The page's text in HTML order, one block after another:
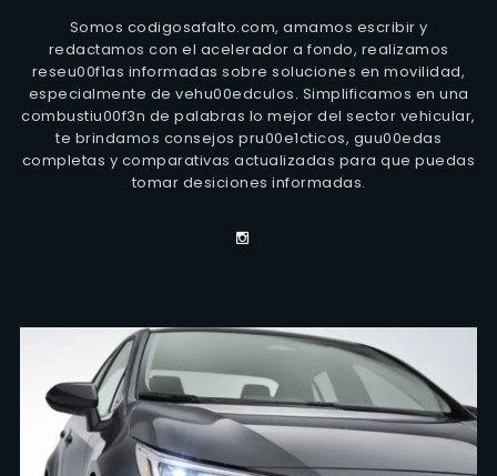
Somos codigosafalto.com, amamos escribir y
redactamos con el acelerador a fondo, realizamos
reseu00f1as informadas sobre soluciones en movilidad,
especialmente de vehu00edculos. Simplificamos en una
combustiu00f3n de palabras lo mejor del sector vehicular,
te brindamos consejos pru00e1cticos, guu00edas
completas y comparativas actualizadas para que puedas
tomar desiciones informadas.